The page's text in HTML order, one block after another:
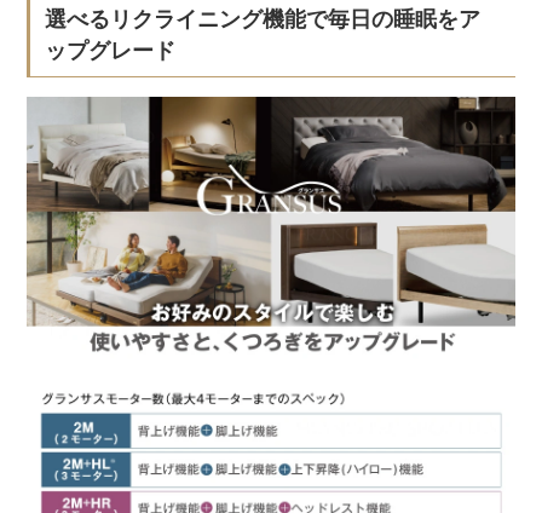
選べるリクライニング機能で毎日の睡眠をア
ップグレード